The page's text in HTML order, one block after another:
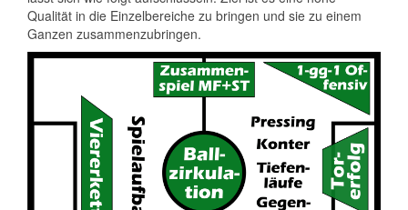
Qualität in die Einzelbereiche zu bringen und sie zu einem
Ganzen zusammenzubringen.